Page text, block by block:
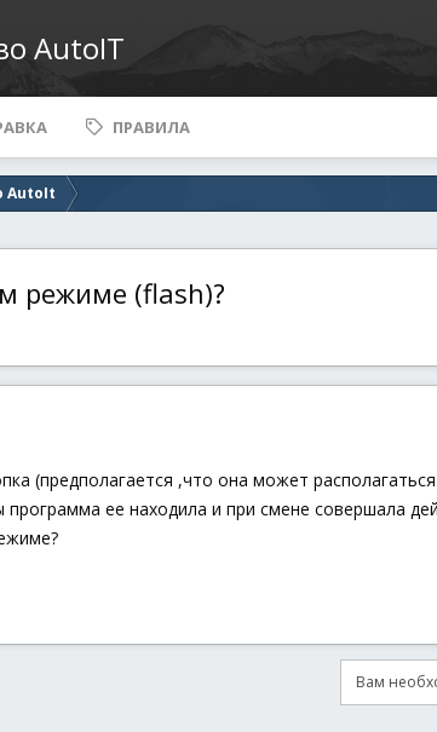
AutoIT
ПРАВИЛА
AutoIt
режиме (flash)?
(предполагается ,что она может
ее находила и при смене совершала
Вам